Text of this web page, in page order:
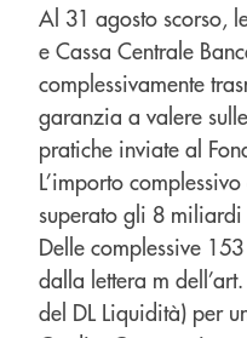
Al 31 agosto scorso,
e Cassa Centrale
complessivamente
garanzia a valere
pratiche inviate al
L’importo
superato gli 8
Delle complessive
dalla lettera m
del DL Liquidità) per